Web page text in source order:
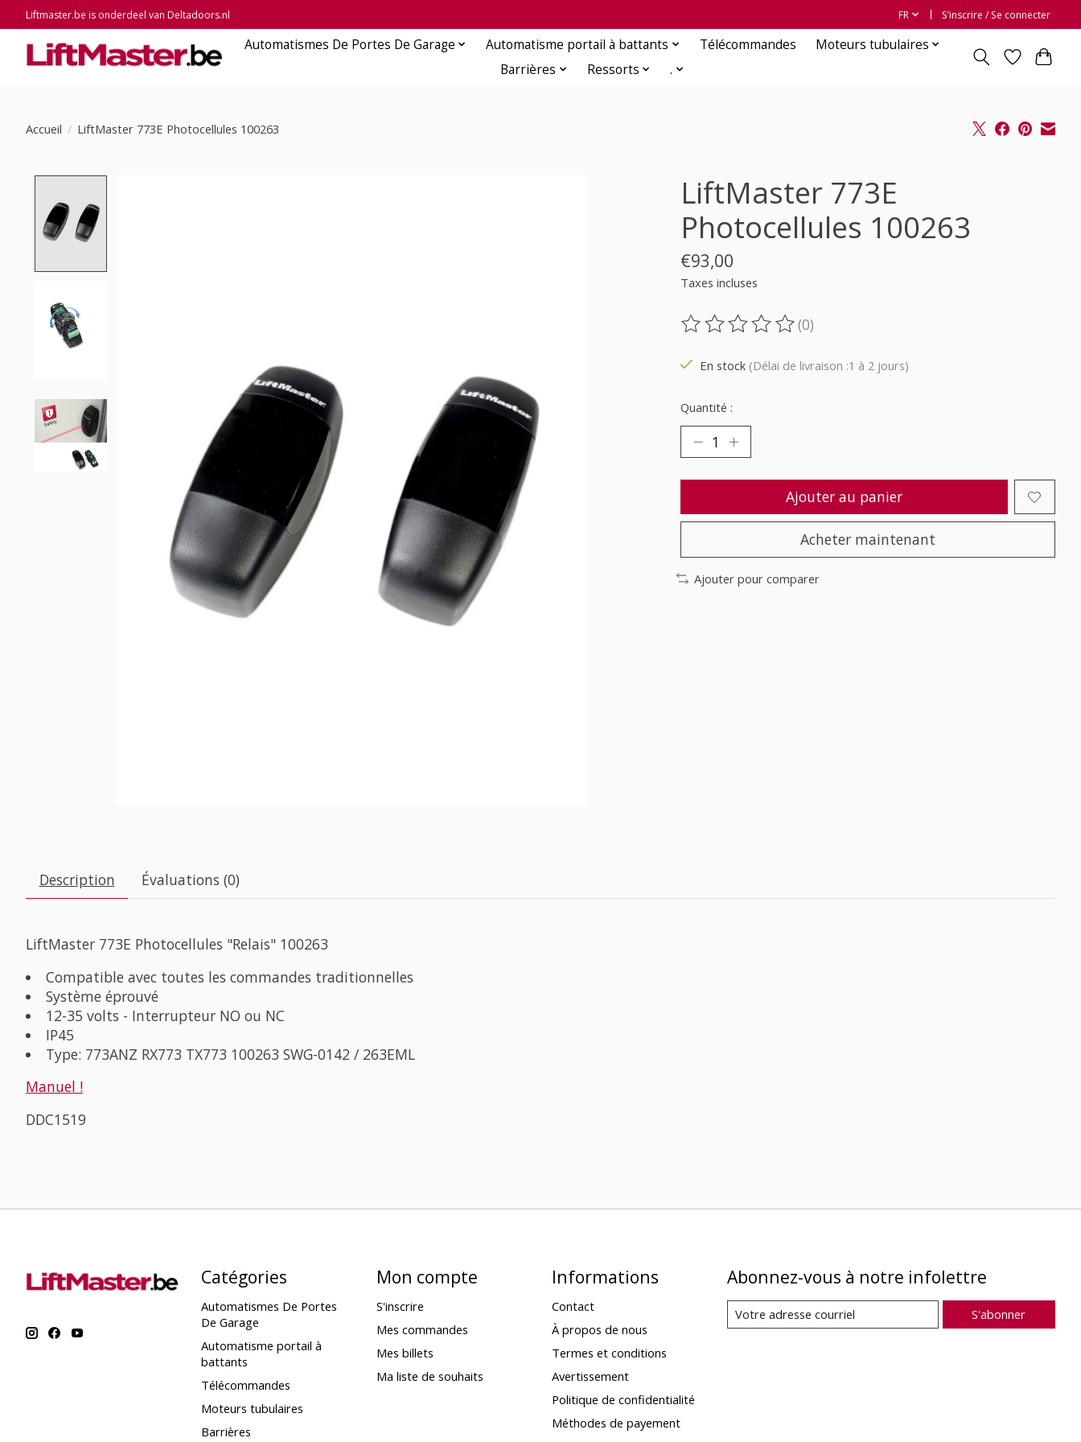
Liftmaster.be is onderdeel van Deltadoors.nl FR S’inscrire / Se connecter
Automatismes De Portes De Garage Automatisme portail à battants Télécommandes
Moteurs tubulaires
Barrières
Ressorts .
Accueil / LiftMaster 773E Photocellules 100263
LiftMaster 773E
Photocellules 100263
€93,00
Taxes incluses
Ce produit est évalué à
(0)
En stock (Délai de livraison :1 à 2 jours)
Quantité :
Ajouter au panier
Acheter maintenant
Ajouter pour comparer
Description Évaluations (0)
LiftMaster 773E Photocellules "Relais" 100263
Compatible avec toutes les commandes traditionnelles
Système éprouvé
12-35 volts - Interrupteur NO ou NC
IP45
Type: 773ANZ RX773 TX773 100263 SWG-0142 / 263EML
Manuel !
DDC1519
Catégories
Automatismes De Portes
De Garage
Automatisme portail à
battants
Télécommandes
Moteurs tubulaires
Barrières
Mon compte
S'inscrire
Mes commandes
Mes billets
Ma liste de souhaits
Informations
Contact
À propos de nous
Termes et conditions
Avertissement
Politique de confidentialité
Méthodes de payement
Abonnez-vous à notre infolettre
S'abonner